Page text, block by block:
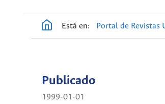
Está en: Portal de Revistas
Publicado
1999-01-01